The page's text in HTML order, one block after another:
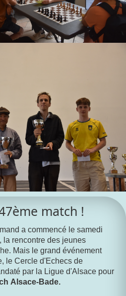
match !
a commencé le samedi
la rencontre des jeunes
Mais le grand événement
le Cercle d'Echecs de
par la Ligue d'Alsace pour
Alsace-Bade.